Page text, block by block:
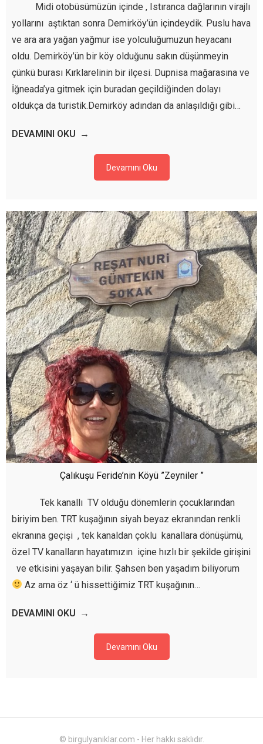
Midi otobüsümüzün içinde , Istıranca dağlarının virajlı
yollarını aştıktan sonra Demirköy’ün içindeydik. Puslu hava
ve ara ara yağan yağmur ise yolculuğumuzun heyacanı
oldu. Demirköy’ün bir köy olduğunu sakın düşünmeyin
çünkü burası Kırklarelinin bir ilçesi. Dupnisa mağarasına ve
İğneada’ya gitmek için buradan geçildiğinden dolayı
oldukça da turistik.Demirköy adından da anlaşıldığı gibi…
DEVAMINI OKU
Devamını Oku
Çalıkuşu Feride’nin Köyü ”Zeyniler ”
Tek kanallı TV olduğu dönemlerin çocuklarından
biriyim ben. TRT kuşağının siyah beyaz ekranından renkli
ekranına geçişi , tek kanaldan çoklu kanallara dönüşümü,
özel TV kanalların hayatımızın içine hızlı bir şekilde girişini
ve etkisini yaşayan bilir. Şahsen ben yaşadım biliyorum
Az ama öz ‘ ü hissettiğimiz TRT kuşağının…
DEVAMINI OKU
Devamını Oku
© birgulyaniklar.com - Her hakkı saklıdır.